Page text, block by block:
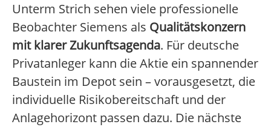
Unterm Strich sehen viele professionelle
Beobachter Siemens als Qualitätskonzern
mit klarer Zukunftsagenda. Für deutsche
Privatanleger kann die Aktie ein spannender
Baustein im Depot sein – vorausgesetzt, die
individuelle Risikobereitschaft und der
Anlagehorizont passen dazu. Die nächste